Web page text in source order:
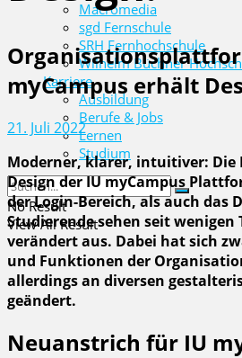
Macromedia
sgd Fernschule
SRH Fernhochschule
Wilhelm Büchner
Karriere
Ausbildung
Berufe & Jobs
Lernen
Studium
No Result
View All Result
myCampus erhält
21. Juli 2022
Moderner, klarer, intuitiver: Die
Design der IU myCampus
der Login-Bereich, als auch das
Studierende sehen seit wenigen
verändert aus. Dabei hat sich
und Funktionen der
allerdings an diversen
geändert.
Neuanstrich für IU